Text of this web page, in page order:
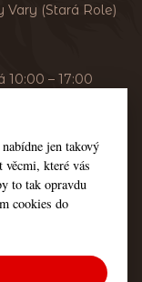
Vary (Stará Role)
10:00 – 17:00
549 410
444 378
jen takový
věcmi, které vás
to tak opravdu
cookies do